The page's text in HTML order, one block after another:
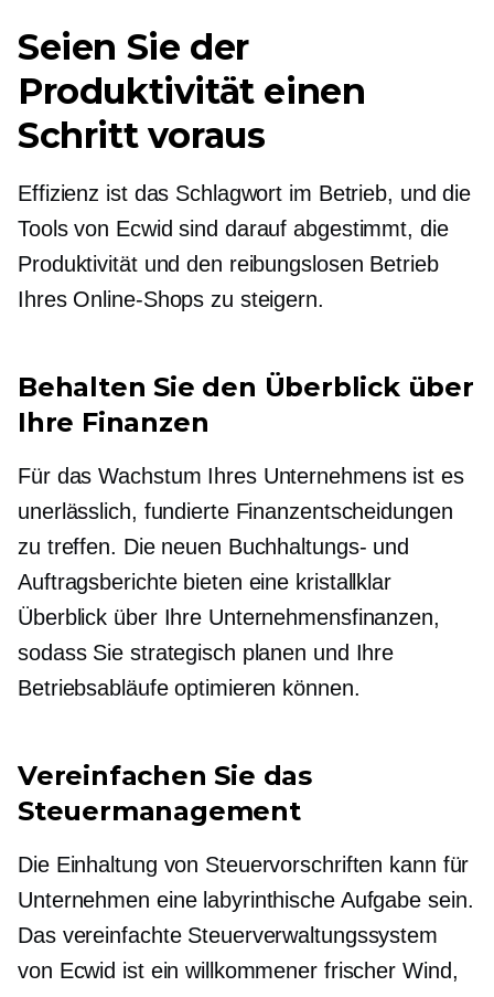
Seien Sie der
Produktivität einen
Schritt voraus
Effizienz ist das Schlagwort im Betrieb, und die
Tools von Ecwid sind darauf abgestimmt, die
Produktivität und den reibungslosen Betrieb
Ihres Online-Shops zu steigern.
Behalten Sie den Überblick über
Ihre Finanzen
Für das Wachstum Ihres Unternehmens ist es
unerlässlich, fundierte Finanzentscheidungen
zu treffen. Die neuen Buchhaltungs- und
Auftragsberichte bieten eine kristallklar
Überblick über Ihre Unternehmensfinanzen,
sodass Sie strategisch planen und Ihre
Betriebsabläufe optimieren können.
Vereinfachen Sie das
Steuermanagement
Die Einhaltung von Steuervorschriften kann für
Unternehmen eine labyrinthische Aufgabe sein.
Das vereinfachte Steuerverwaltungssystem
von Ecwid ist ein willkommener frischer Wind,